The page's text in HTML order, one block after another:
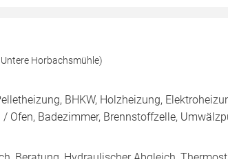
Horbachsmühle)
BHKW, Holzheizung,
Ofen, Badezimmer, Brennstoffzelle,